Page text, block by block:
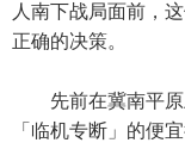
人南下战局面前，
正确的决策。
先前在冀南平原
「临机专断」的便